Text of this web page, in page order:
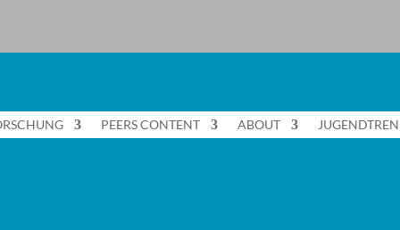
PEERS CONTENT ABOUT